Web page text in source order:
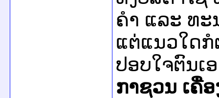
ຄຳ ​ແລະ ​ທະ
ແຕ່​ແນວ​ໃດ​ກໍ​
ປອບ​ໃຈ​ຕົນ​ເ
ກາ​ຊວນ ​ເຄື່